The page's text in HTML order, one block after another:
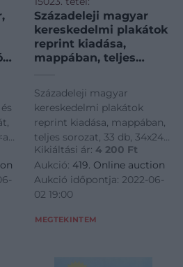
hu/gyorsarveres/419/
Századeleji magyar
kereskedelmi plakátok
reprint kiadása,
mappában, teljes
Századeleji magyar
kereskedelmi plakátok
reprint kiadása, mappában,
teljes sorozat, 33 db, 34x24
cm<a
href="https://
papirregiseg-
egyeb/Plakat~1000003/
plakatok-r
Kikiáltási ár: 4 200 Ft
Aukció: 419. Online auction
Aukció időpontja: 2022-06-
02 19:00
MEGTEKINTEM